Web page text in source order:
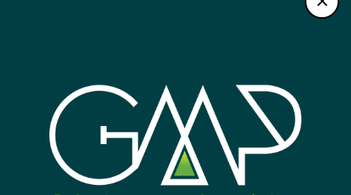
Cámara Hikvision 2mp domo
interior EXIPF
Fuente 12v 8a para camaras